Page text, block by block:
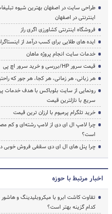
طراحی سایت در اصفهان بهترین شیوه
اینترنتی در اصفهان
فروشگاه اینترنتی کشاورزی اگری راز
ایده های طلایی برای کسب درآمد از
خدمات سایت انجام پروژه ماهان
قیمت سرور HP/بررسی و خرید سرور اچ پی
هر زبانی، هر زمانی، هر کجا، هر جور که
رونمایی از سایت بلوباکس با هدف خدمات
سریع با نازلترین قیمت
خرید تلگرام پرمیوم با ارزان ترین قیمت
چرا لامپ ال ای دی از لامپ رشته‌ای و کم
است؟
چرا پنل های ال ای دی سقفی فروش خوبی
اخبار مرتبط با حوزه
تفاوت کاشت ابرو با میکروبلیدینگ و
کدام گزینه بهتر است؟